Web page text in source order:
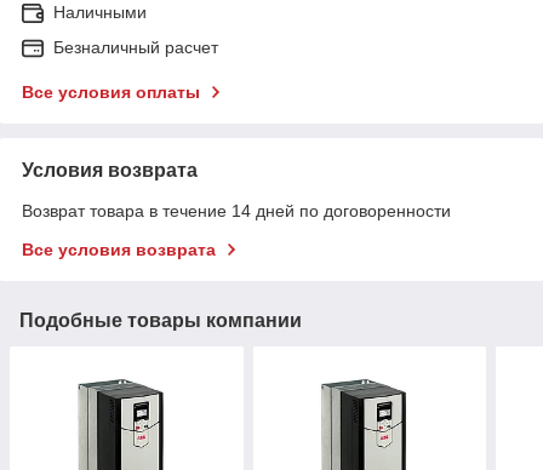
Наличными
Безналичный расчет
Все условия оплаты
Условия возврата
Возврат товара в течение 14 дней по договоренности
Все условия возврата
Подобные товары компании